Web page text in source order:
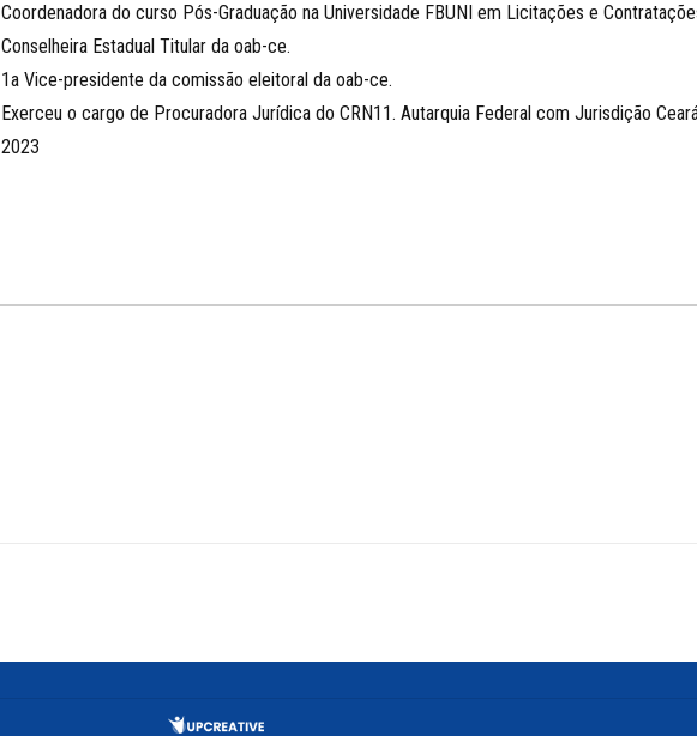
Coordenadora do curso Pós-Graduação na Universidade FBUNI em Licitações e
Conselheira Estadual Titular da oab-ce.
1a Vice-presidente da comissão eleitoral da oab-ce.
Exerceu o cargo de Procuradora Jurídica do CRN11. Autarquia Federal com Jurisdição
2023